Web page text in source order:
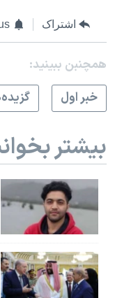
اشتراک
همچنبن ببینید:
خبر اول
بیشتر